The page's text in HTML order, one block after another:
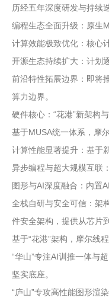
历经五年深度研发与持续
编程生态全面升级：原生
计算效能极致优化：核心
开源生态持续扩大：计划
前沿特性拓展边界：即将
算力边界。
硬件核心：“花港”新架构
基于MUSA统一体系，摩
计算性能显著提升：基于
异步编程与超大规模互联
图形与AI深度融合：内置
全栈自研与安全可信：架
件安全架构，提供从芯片
基于“花港”架构，摩尔线
“华山”专注AI训推一体与
坚实底座。
“庐山”专攻高性能图形渲